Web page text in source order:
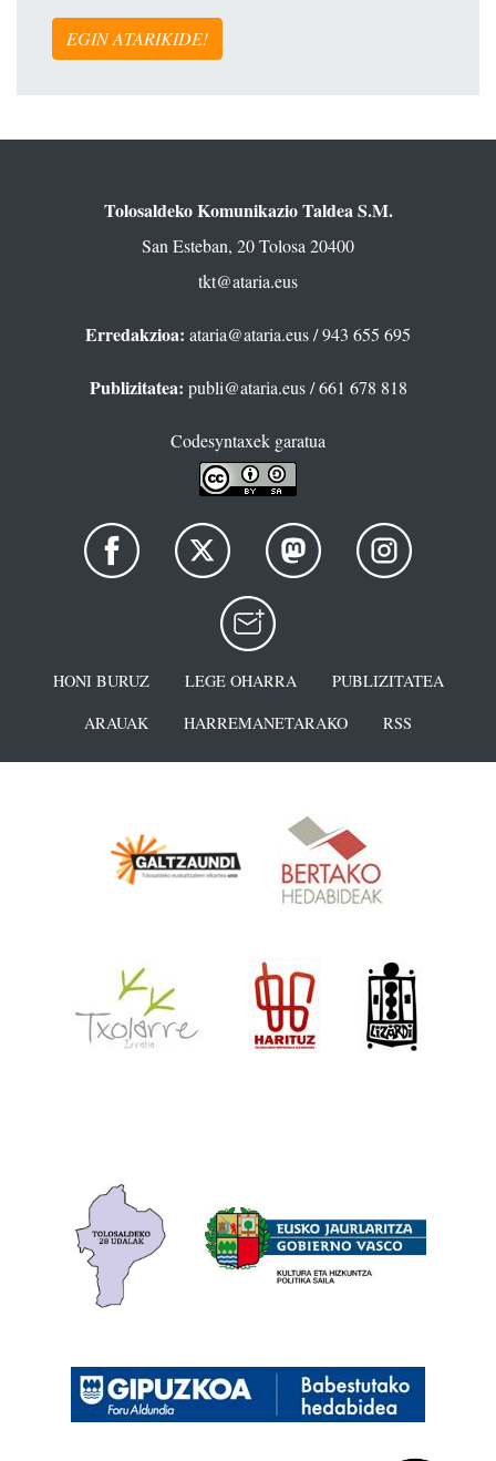
EGIN ATARIKIDE!
Tolosaldeko Komunikazio Taldea S.M.
San Esteban, 20 Tolosa 20400
tkt@ataria.eus
Erredakzioa: ataria@ataria.eus/ 943 655 695
Publizitatea: publi@ataria.eus/ 661 678 818
Codesyntaxek garatua
HONI BURUZ LEGE OHARRA
PUBLIZITATEA
ARAUAK
HARREMANETARAKO RSS